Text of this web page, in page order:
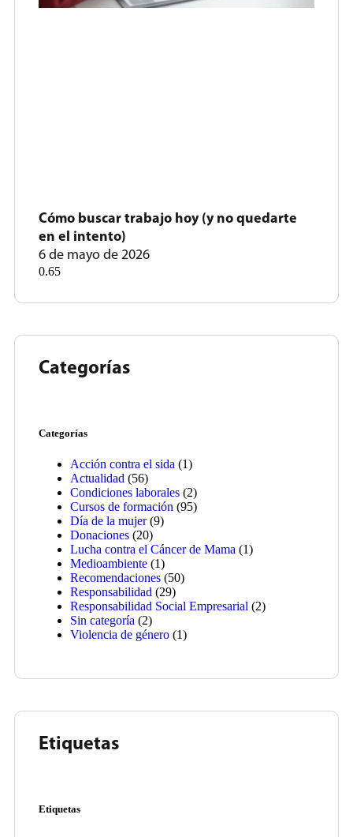
Cómo buscar trabajo hoy (y no quedarte
en el intento)
6 de mayo de 2026
Categorías
Categorías
Acción contra el sida (1)
Actualidad (56)
Condiciones laborales (2)
Cursos de formación (95)
Día de la mujer(9)
Donaciones (20)
Lucha contra el Cáncer de Mama (1)
Medioambiente (1)
Recomendaciones (50)
Responsabilidad (29)
Responsabilidad Social Empresarial (2)
Sin categoría (2)
Violencia de género (1)
Etiquetas
Etiquetas